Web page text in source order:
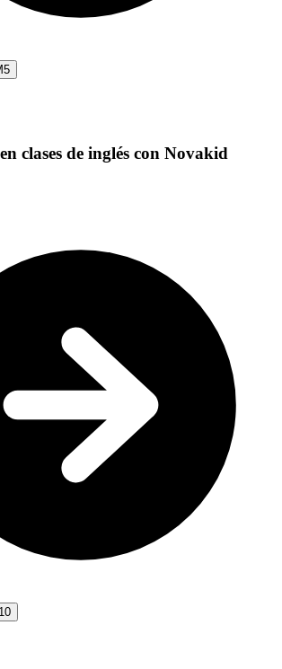
clases de inglés con Novakid